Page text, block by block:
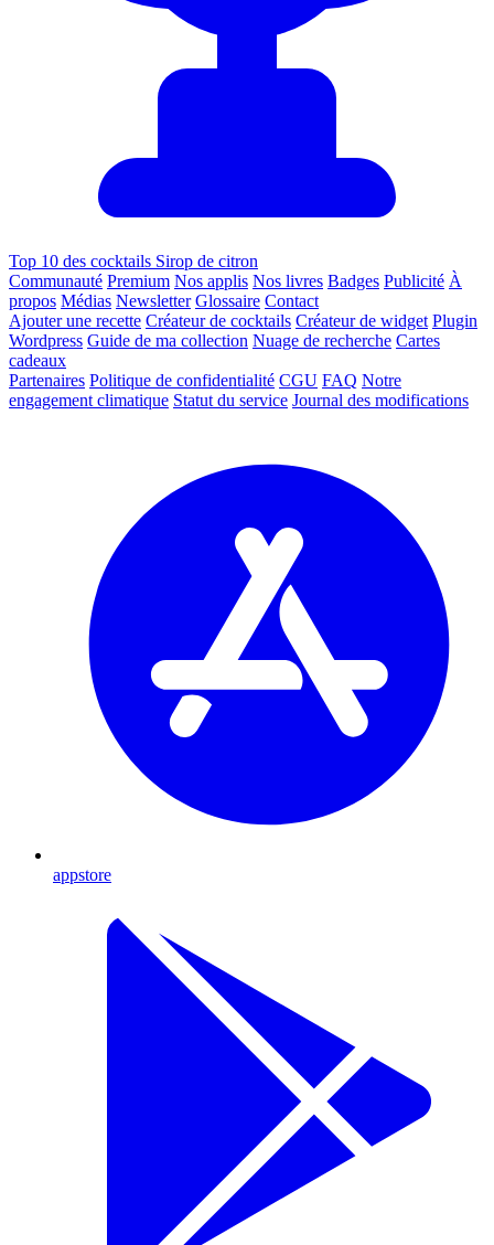
Top 10 des cocktails Sirop de citron
Communauté Premium Nos applis Nos livres Badges Publicité À
propos Médias Newsletter Glossaire Contact
Ajouter une recette Créateur de cocktails Créateur de widget Plugin
Wordpress Guide de ma collection Nuage de recherche Cartes
cadeaux
Partenaires Politique de confidentialité CGU FAQ Notre
engagement climatique Statut du service Journal des modifications
appstore